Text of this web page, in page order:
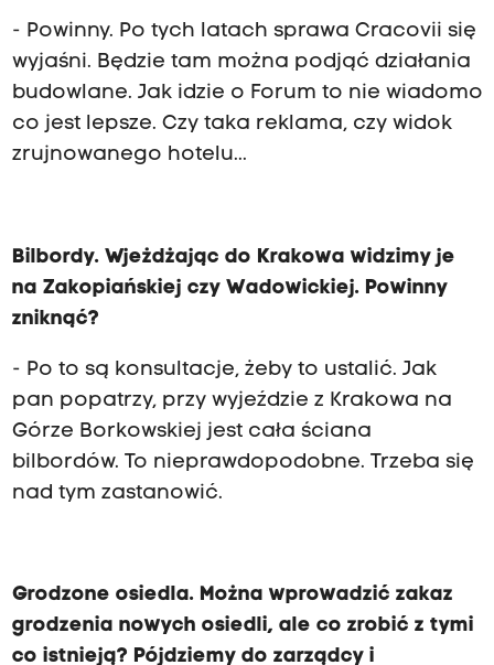
- Powinny. Po tych latach sprawa Cracovii się
wyjaśni. Będzie tam można podjąć działania
budowlane. Jak idzie o Forum to nie wiadomo
co jest lepsze. Czy taka reklama, czy widok
zrujnowanego hotelu...
Bilbordy. Wjeżdżając do Krakowa widzimy je
na Zakopiańskiej czy Wadowickiej. Powinny
zniknąć?
- Po to są konsultacje, żeby to ustalić. Jak
pan popatrzy, przy wyjeździe z Krakowa na
Górze Borkowskiej jest cała ściana
bilbordów. To nieprawdopodobne. Trzeba się
nad tym zastanowić.
Grodzone osiedla. Można wprowadzić zakaz
grodzenia nowych osiedli, ale co zrobić z tymi
co istnieją? Pójdziemy do zarządcy i